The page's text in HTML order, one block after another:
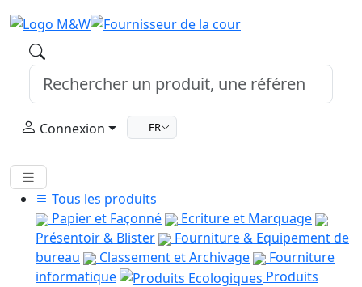
Connexion FR
Tous les produits
Papier et Façonné
Ecriture et Marquage
Présentoir & Blister
Fourniture & Equipement de
bureau
Classement et Archivage
Fourniture
informatique
Produits